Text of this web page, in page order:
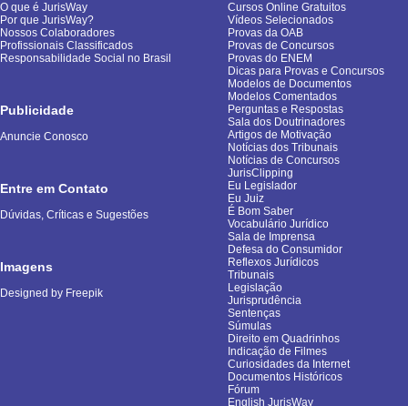
O que é JurisWay
Por que JurisWay?
Nossos Colaboradores
Profissionais Classificados
Responsabilidade Social no Brasil
Publicidade
Anuncie Conosco
Entre em Contato
Dúvidas, Críticas e Sugestões
Imagens
Designed by Freepik
Cursos Online Gratuitos
Vídeos Selecionados
Provas da OAB
Provas de Concursos
Provas do ENEM
Dicas para Provas e Concursos
Modelos de Documentos
Modelos Comentados
Perguntas e Respostas
Sala dos Doutrinadores
Artigos de Motivação
Notícias dos Tribunais
Notícias de Concursos
JurisClipping
Eu Legislador
Eu Juiz
É Bom Saber
Vocabulário Jurídico
Sala de Imprensa
Defesa do Consumidor
Reflexos Jurídicos
Tribunais
Legislação
Jurisprudência
Sentenças
Súmulas
Direito em Quadrinhos
Indicação de Filmes
Curiosidades da Internet
Documentos Históricos
Fórum
English JurisWay